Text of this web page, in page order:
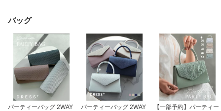
バッグ
パーティーバッグ 2WAY
パーティーバッグ 2WAY
【一部予約】パーティー